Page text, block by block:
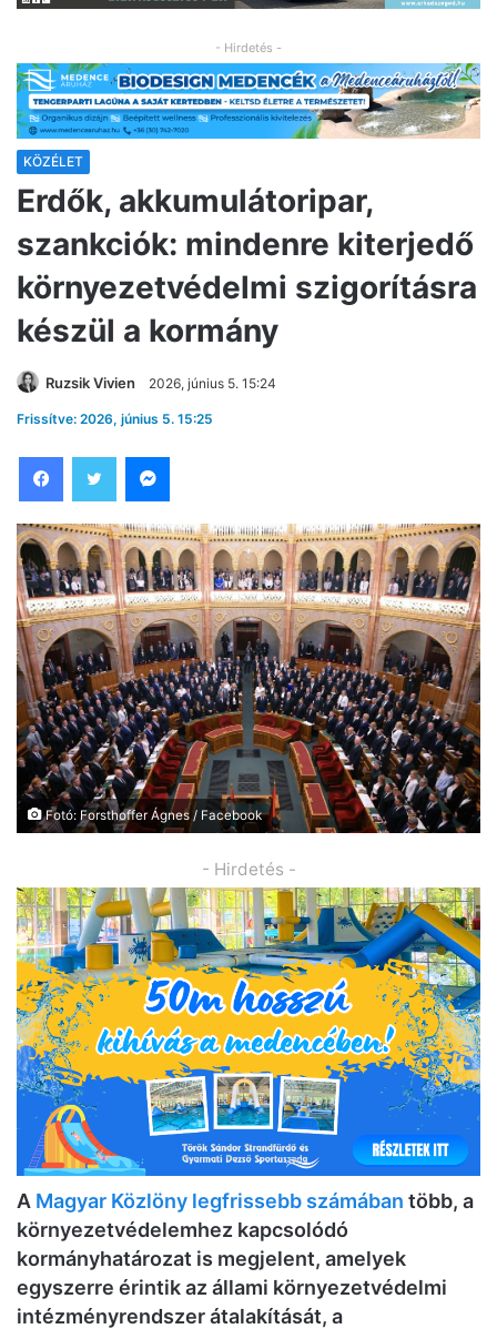
- Hirdetés -
KÖZÉLET
Erdők, akkumulátoripar,
szankciók: mindenre kiterjedő
környezetvédelmi szigorításra
készül a kormány
Ruzsik Vivien 2026, június 5. 15:24
Frissítve: 2026, június 5. 15:25
Fotó: Forsthoffer Ágnes / Facebook
- Hirdetés -
A Magyar Közlöny legfrissebb számában több, a
környezetvédelemhez kapcsolódó
kormányhatározat is megjelent, amelyek
egyszerre érintik az állami környezetvédelmi
intézményrendszer átalakítását, a